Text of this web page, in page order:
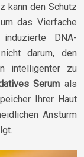
kann den Schutz
das Vierfache
DNA-
darum, den
intelligenter zu
Serum als
Ihrer Haut
Ansturm